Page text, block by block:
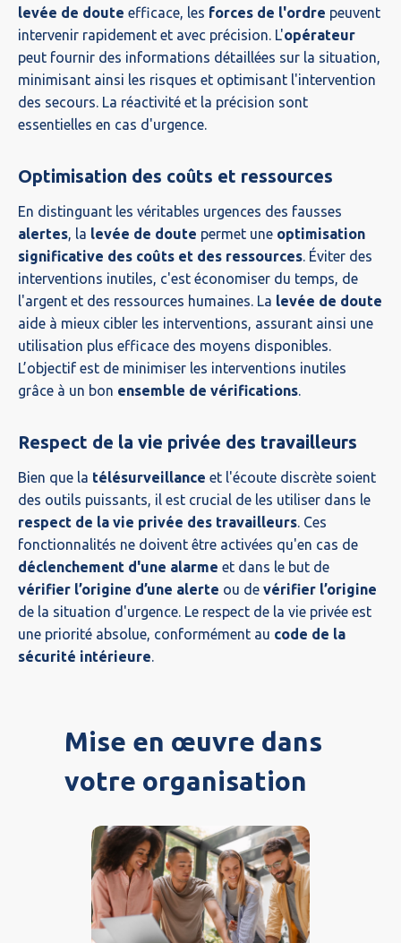
levée de doute efficace, les forces de l'ordre peuvent
intervenir rapidement et avec précision. L'opérateur
peut fournir des informations détaillées sur la situation,
minimisant ainsi les risques et optimisant l'intervention
des secours. La réactivité et la précision sont
essentielles en cas d'urgence.
Optimisation des coûts et ressources
En distinguant les véritables urgences des fausses
alertes , la levée de doute permet une optimisation
significative des coûts et des ressources . Éviter des
interventions inutiles, c'est économiser du temps, de
l'argent et des ressources humaines. La levée de doute
aide à mieux cibler les interventions, assurant ainsi une
utilisation plus efficace des moyens disponibles.
L’objectif est de minimiser les interventions inutiles
grâce à un bon ensemble de vérifications
Respect de la vie privée des travailleurs
Bien que la télésurveillance et l'écoute discrète soient
des outils puissants, il est crucial de les utiliser dans le
respect de la vie privée des travailleurs . Ces
fonctionnalités ne doivent être activées qu'en cas de
déclenchement d'une alarme et dans le but de
vérifier l’origine d’une alerte ou de vérifier l’origine
de la situation d'urgence. Le respect de la vie privée est
une priorité absolue, conformément au code de la
sécurité intérieure
Mise en œuvre dans
votre organisation